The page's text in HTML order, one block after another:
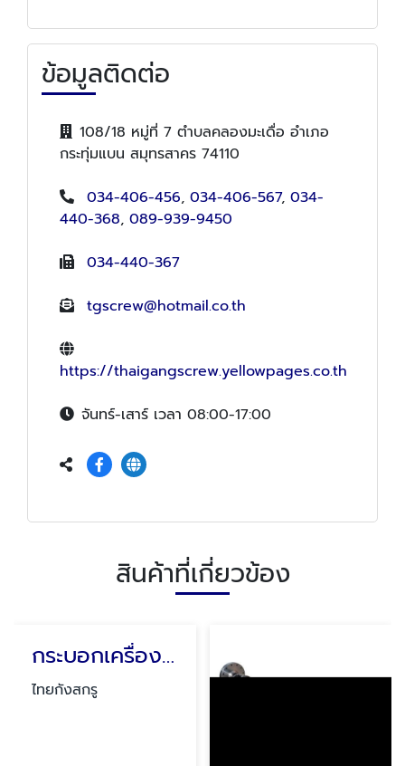
ข้อมูลติดต่อ
108/18 หมู่ที่ 7 ตำบลคลองมะเดื่อ อำเภอ
กระทุ่มแบน สมุทรสาคร 74110
034-406-456, 034-406-567, 034-
440-368, 089-939-9450
034-440-367
tgscrew@hotmail.co.th
https://thaigangscrew.yellowpages.co.th
จันทร์-เสาร์ เวลา 08:00-17:00
สินค้าที่เกี่ยวข้อง
กระบอกเครื่องฉีดยาง
ไทยกังสกรู